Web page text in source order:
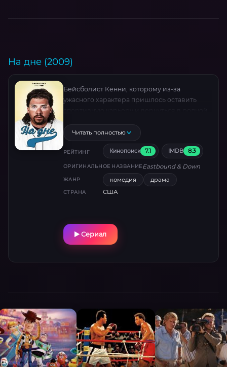
На дне (2009)
Бейсболист Кенни, которому из-за
ужасного характера пришлось оставить
Но не смотря ни на что, он не оставляет
надежды вернуться в большой спорт.
Читать полностью
РЕЙТИНГ Кинопоиск 7.1 IMDB 8.3
ОРИГИНАЛЬНОЕ НАЗВАНИЕEastbound & Down
ЖАНР комедия драма
СТРАНА США
Сериал